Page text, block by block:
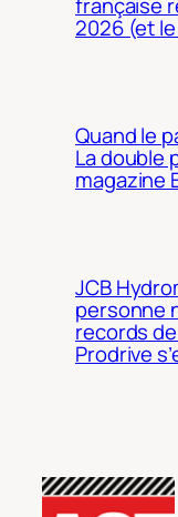
2026 (et
Quand le
La double
magazine
JCB
personne
records
Prodrive